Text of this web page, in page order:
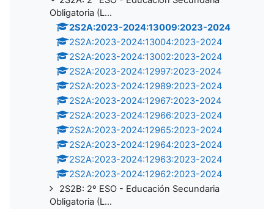
Obligatoria (L...
2S2A:2023-2024:13009:2023-2024
2S2A:2023-2024:13004:2023-2024
2S2A:2023-2024:13002:2023-2024
2S2A:2023-2024:12997:2023-2024
2S2A:2023-2024:12989:2023-2024
2S2A:2023-2024:12967:2023-2024
2S2A:2023-2024:12966:2023-2024
2S2A:2023-2024:12965:2023-2024
2S2A:2023-2024:12964:2023-2024
2S2A:2023-2024:12963:2023-2024
2S2A:2023-2024:12962:2023-2024
2S2B: 2º ESO - Educación Secundaria
Obligatoria (L...